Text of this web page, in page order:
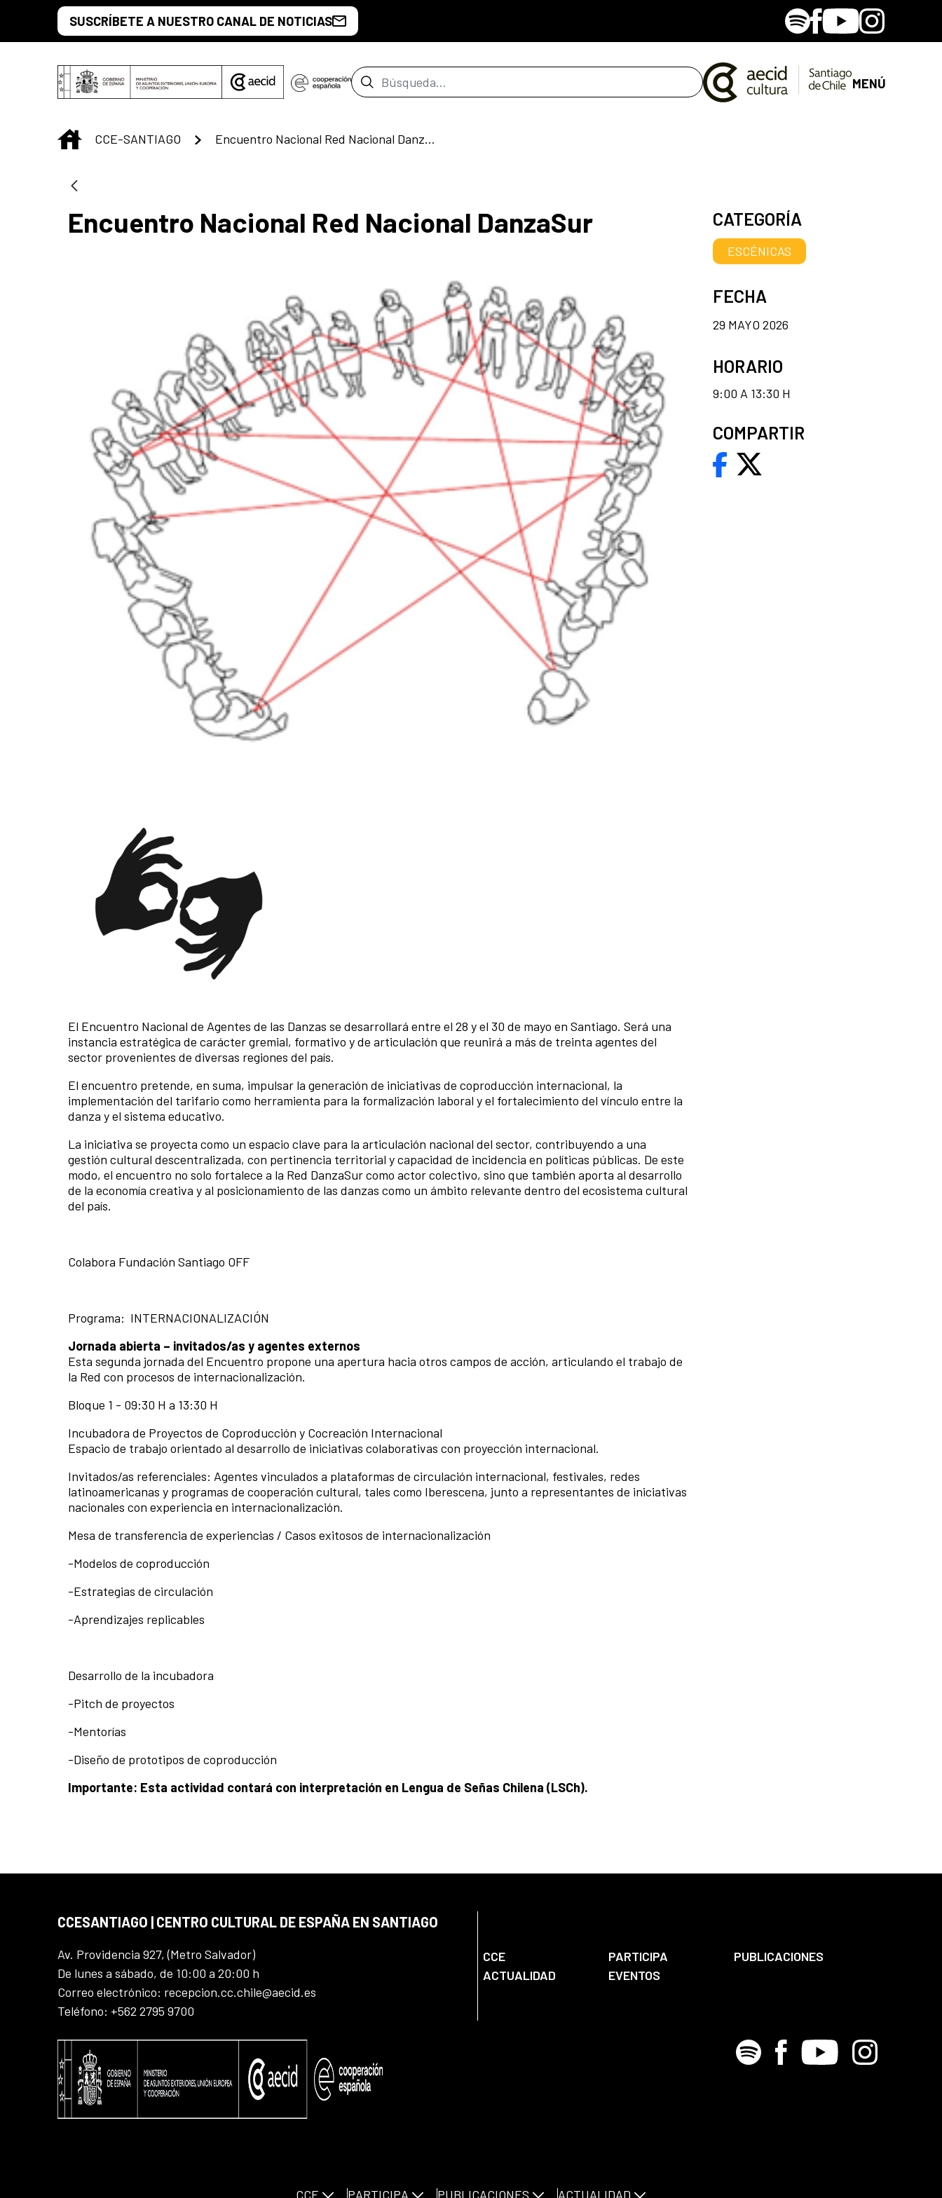
Saltar al contenido principal
SUSCRÍBETE A NUESTRO CANAL DE NOTICIAS SpotifyFacebook
YoutubeInstagram
Barra de búsqueda MENÚ
INICIO
CCE-SANTIAGO Encuentro Nacional Red Nacional DanzaSur
Encuentro Nacional Red Nacional DanzaSur
El Encuentro Nacional de Agentes de las Danzas se desarrollará entre el 28 y el 30 de mayo en Santiago. Será una
instancia estratégica de carácter gremial, formativo y de articulación que reunirá a más de treinta agentes del
sector provenientes de diversas regiones del país.
El encuentro pretende, en suma, impulsar la generación de iniciativas de coproducción internacional, la
implementación del tarifario como herramienta para la formalización laboral y el fortalecimiento del vínculo entre la
danza y el sistema educativo.
La iniciativa se proyecta como un espacio clave para la articulación nacional del sector, contribuyendo a una
gestión cultural descentralizada, con pertinencia territorial y capacidad de incidencia en políticas públicas. De este
modo, el encuentro no solo fortalece a la Red DanzaSur como actor colectivo, sino que también aporta al desarrollo
de la economía creativa y al posicionamiento de las danzas como un ámbito relevante dentro del ecosistema cultural
del país.
Colabora Fundación Santiago OFF
Programa: INTERNACIONALIZACIÓN
Jornada abierta – invitados/as y agentes externos
Esta segunda jornada del Encuentro propone una apertura hacia otros campos de acción, articulando el trabajo de
la Red con procesos de internacionalización.
Bloque 1 - 09:30 H a 13:30 H
Incubadora de Proyectos de Coproducción y Cocreación Internacional
Espacio de trabajo orientado al desarrollo de iniciativas colaborativas con proyección internacional.
Invitados/as referenciales: Agentes vinculados a plataformas de circulación internacional, festivales, redes
latinoamericanas y programas de cooperación cultural, tales como Iberescena, junto a representantes de iniciativas
nacionales con experiencia en internacionalización.
Mesa de transferencia de experiencias / Casos exitosos de internacionalización
-Modelos de coproducción
-Estrategias de circulación
-Aprendizajes replicables
Desarrollo de la incubadora
-Pitch de proyectos
-Mentorías
-Diseño de prototipos de coproducción
Importante: Esta actividad contará con interpretación en Lengua de Señas Chilena (LSCh).
CATEGORÍA
ESCÉNICAS
FECHA
29 MAYO 2026
HORARIO
9:00 A 13:30 H
COMPARTIR
CCESANTIAGO | CENTRO CULTURAL DE ESPAÑA EN SANTIAGO
Av. Providencia 927, (Metro Salvador)
De lunes a sábado, de 10:00 a 20:00 h
Correo electrónico: recepcion.cc.chile@aecid.es
Teléfono: +562 2795 9700
CCE PARTICIPA
PUBLICACIONES
ACTUALIDAD
EVENTOS
Spotify Facebook
Youtube Instagram
CCE PARTICIPA PUBLICACIONES ACTUALIDAD